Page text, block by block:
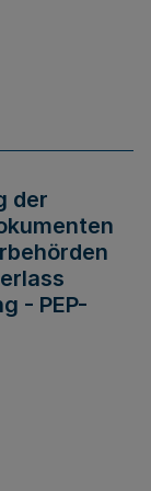
der
- PEP-